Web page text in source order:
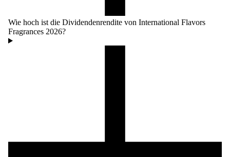
Wie hoch ist die Dividendenrendite von International Flavors
Fragrances 2026?